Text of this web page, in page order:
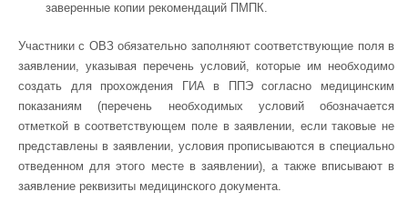
заверенные копии рекомендаций ПМПК.
Участники с ОВЗ обязательно заполняют соответствующие поля в
заявлении, указывая перечень условий, которые им необходимо
создать для прохождения ГИА в ППЭ согласно медицинским
показаниям (перечень необходимых условий обозначается
отметкой в соответствующем поле в заявлении, если таковые не
представлены в заявлении, условия прописываются в специально
отведенном для этого месте в заявлении), а также вписывают в
заявление реквизиты медицинского документа.